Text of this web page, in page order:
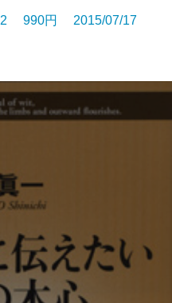
2 990円 2015/07/17